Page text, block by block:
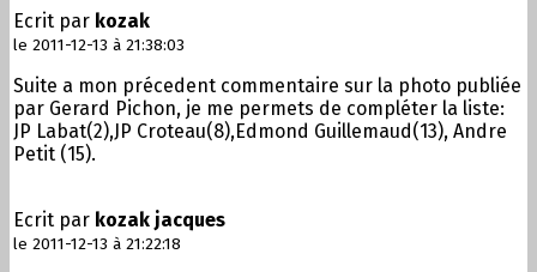
Ecrit par kozak
le 2011-12-13 à 21:38:03
Suite a mon précedent commentaire sur la photo publiée
par Gerard Pichon, je me permets de compléter la liste:
JP Labat(2),JP Croteau(8),Edmond Guillemaud(13), Andre
Petit (15).
Ecrit par kozak jacques
le 2011-12-13 à 21:22:18